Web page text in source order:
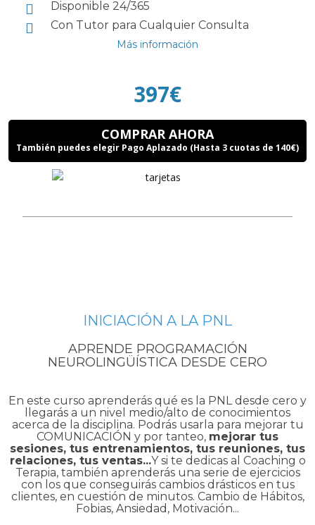
Disponible 24/365
Con Tutor para Cualquier Consulta
Más información
397€
COMPRAR AHORA
También puedes elegir Pago Aplazado (Hasta 3 cuotas de 140€)
INICIACIÓN A LA PNL
APRENDE PROGRAMACIÓN
NEUROLINGÜÍSTICA DESDE CERO
En este curso aprenderás qué es la PNL desde cero y
llegarás a un nivel medio/alto de conocimientos
acerca de la disciplina. Podrás usarla para mejorar tu
COMUNICACIÓN y por tanteo, mejorar tus
sesiones, tus entrenamientos, tus reuniones, tus
relaciones, tus ventas...Y si te dedicas al Coaching o
Terapia, también aprenderás una serie de ejercicios
con los que conseguirás cambios drásticos en tus
clientes, en cuestión de minutos. Cambio de Hábitos,
Fobias, Ansiedad, Motivación...